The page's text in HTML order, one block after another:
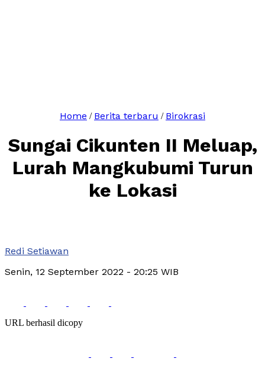
Home / Berita terbaru / Birokrasi
Sungai Cikunten II Meluap,
Lurah Mangkubumi Turun
ke Lokasi
Redi Setiawan
Senin, 12 September 2022 - 20:25 WIB
URL berhasil dicopy